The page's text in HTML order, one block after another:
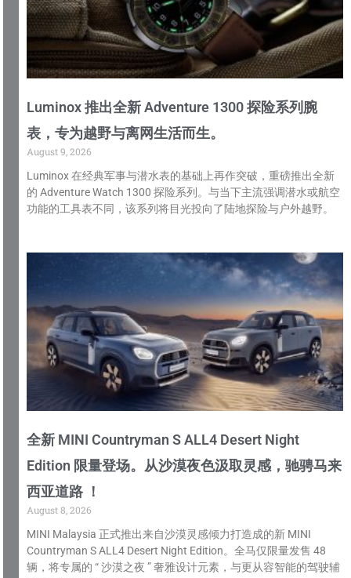
Luminox 推出全新 Adventure 1300 探险系列腕
表，专为越野与离网生活而生。
August 9, 2026
Luminox 在经典军事与潜水表的基础上再作突破，重磅推出全新
的 Adventure Watch 1300 探险系列。与当下主流强调潜水或航空
功能的工具表不同，该系列将目光投向了陆地探险与户外越野。
全新 MINI Countryman S ALL4 Desert Night
Edition 限量登场。从沙漠夜色汲取灵感，驰骋马来
西亚道路 ！
August 8, 2026
MINI Malaysia 正式推出来自沙漠灵感倾力打造成的新 MINI
Countryman S ALL4 Desert Night Edition。全马仅限量发售 48
辆，将专属的 “ 沙漠之夜 ” 奢雅设计元素，与更从容智能的驾驶辅